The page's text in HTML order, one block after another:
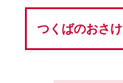
つくばのおさ